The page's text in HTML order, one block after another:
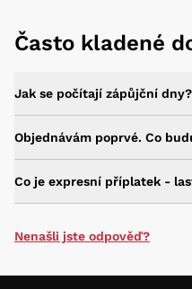
Často kladené
Jak se počítají zápůjční dny?
Objednávám poprvé. Co
Co je expresní příplatek -
Nenašli jste odpověď?